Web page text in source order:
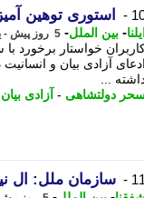
10 استوری توهین
ایلنا- بین الملل- 5 روز پیش - یکشنبه 11 مرداد 1405، 12:47
خواستار برخورد
ادعای آزادی بیان و
...
دولتشاهی - آزادی بیان
11 - سازمان ملل: ال